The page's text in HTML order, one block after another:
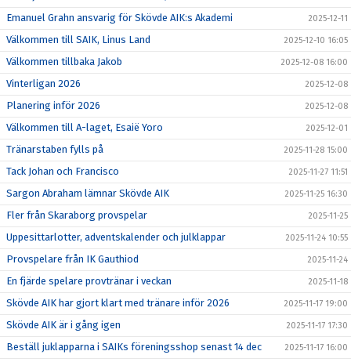
Emanuel Grahn ansvarig för Skövde AIK:s Akademi 2025-12-11
Välkommen till SAIK, Linus Land 2025-12-10 16:05
Välkommen tillbaka Jakob 2025-12-08 16:00
Vinterligan 2026 2025-12-08
Planering inför 2026 2025-12-08
Välkommen till A-laget, Esaië Yoro 2025-12-01
Tränarstaben fylls på 2025-11-28 15:00
Tack Johan och Francisco 2025-11-27 11:51
Sargon Abraham lämnar Skövde AIK 2025-11-25 16:30
Fler från Skaraborg provspelar 2025-11-25
Uppesittarlotter, adventskalender och julklappar 2025-11-24 10:55
Provspelare från IK Gauthiod 2025-11-24
En fjärde spelare provtränar i veckan 2025-11-18
Skövde AIK har gjort klart med tränare inför 2026 2025-11-17 19:00
Skövde AIK är i gång igen 2025-11-17 17:30
Beställ juklapparna i SAIKs föreningsshop senast 14 dec 2025-11-17 16:00